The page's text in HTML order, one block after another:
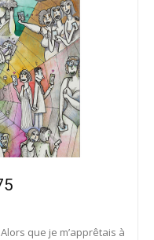
que je m’apprêtais à